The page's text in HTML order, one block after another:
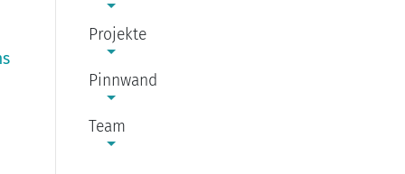
Projekte
Pinnwand
Team